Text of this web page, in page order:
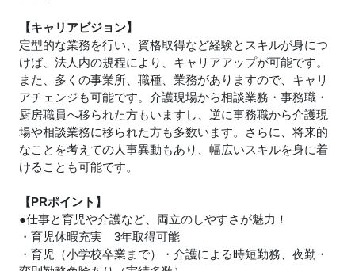
【キャリアビジョン】
定型的な業務を行い、資格取得など経験とスキルが身につ
けば、法人内の規程により、キャリアアップが可能です。
また、多くの事業所、職種、業務がありますので、キャリ
アチェンジも可能です。介護現場から相談業務・事務職・
厨房職員へ移られた方もいますし、逆に事務職から介護現
場や相談業務に移られた方も多数います。さらに、将来的
なことを考えての人事異動もあり、幅広いスキルを身に着
けることも可能です。
【PRポイント】
●仕事と育児や介護など、両立のしやすさが魅力！
・育児休暇充実 3年取得可能
・育児（小学校卒業まで）・介護による時短勤務、夜勤・